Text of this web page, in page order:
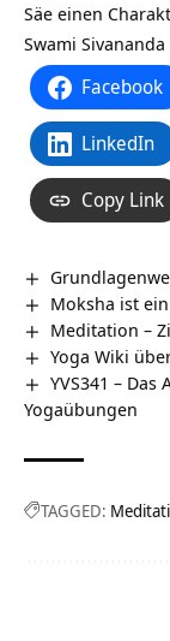
Säe einen
Swami Sivananda
Facebook
LinkedIn
Copy Link
Moksha ist
Meditation –
Yoga Wiki
YVS341 –
Yogaübungen
TAGGED: